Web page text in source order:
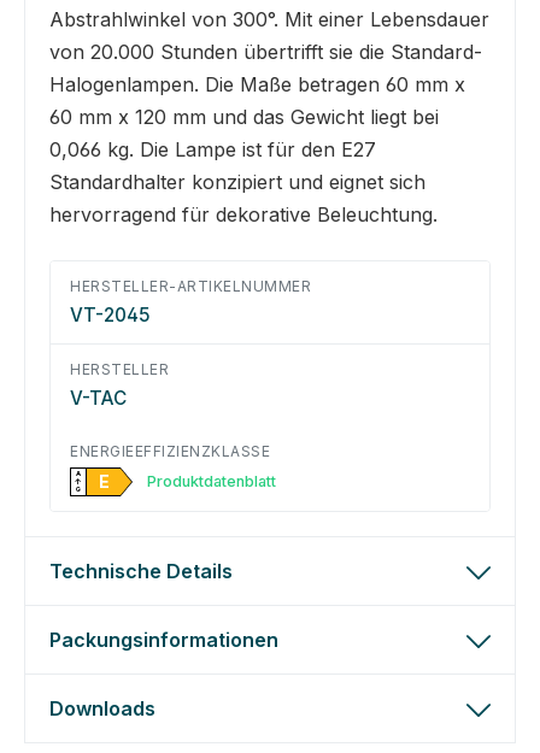
Abstrahlwinkel von 300°. Mit einer Lebensdauer
von 20.000 Stunden übertrifft sie die Standard-
Halogenlampen. Die Maße betragen 60 mm x
60 mm x 120 mm und das Gewicht liegt bei
0,066 kg. Die Lampe ist für den E27
Standardhalter konzipiert und eignet sich
hervorragend für dekorative Beleuchtung.
HERSTELLER-ARTIKELNUMMER
VT-2045
HERSTELLER
V-TAC
ENERGIEEFFIZIENZKLASSE
A
↑
G E Produktdatenblatt
Technische Details
Packungsinformationen
Downloads